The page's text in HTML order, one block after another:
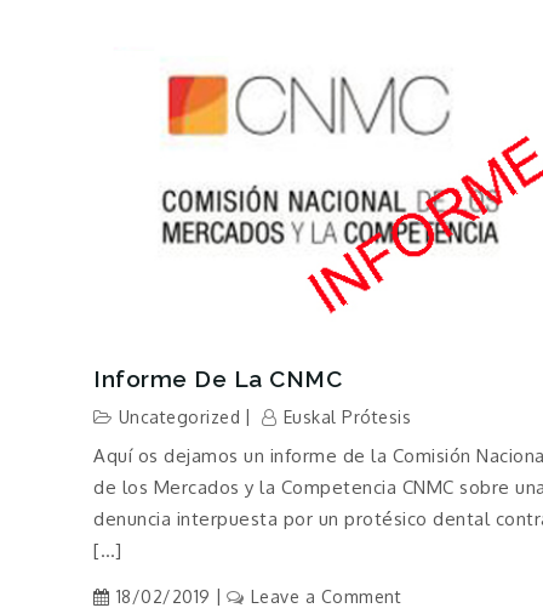
Informe De La CNMC
Uncategorized Euskal Prótesis
Aquí os dejamos un informe de la Comisión
de los Mercados y la Competencia CNMC sobre una
denuncia interpuesta por un protésico dental
[…]
18/02/2019 Leave a Commenton